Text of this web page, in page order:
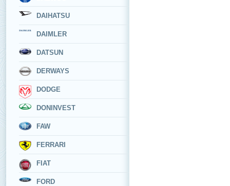
DAIHATSU
DAIMLER
DATSUN
DERWAYS
DODGE
DONINVEST
FAW
FERRARI
FIAT
FORD